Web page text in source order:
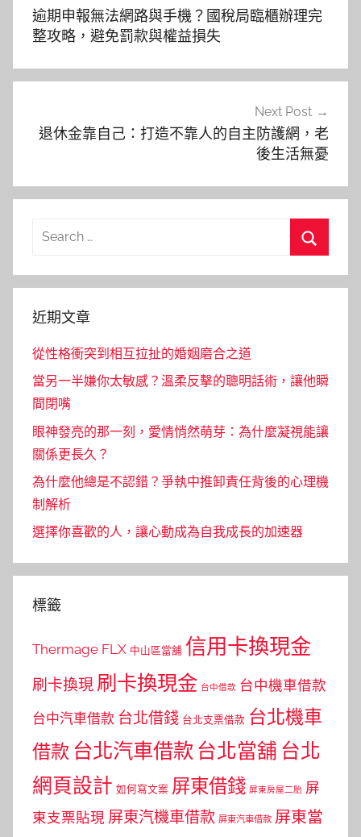
章
導
覽
逾期申報無法網路與手機？國稅局臨櫃辦理完
整攻略，避免罰款與權益損失
Next Post
退休金靠自己：打造不靠人的自主防護網，老
後生活無憂
Search
近期文章
從性格衝突到相互拉扯的婚姻磨合之道
當另一半嫌你太敏感？溫柔反擊的聰明話術，讓他瞬
間閉嘴
眼神發亮的那一刻，愛情悄然萌芽：為什麼凝視能讓
關係更長久？
為什麼他總是不認錯？爭執中推卸責任背後的心理機
制解析
選擇你喜歡的人，讓心動成為自我成長的加速器
標籤
Thermage FLX 中山區當舖 信用卡換現金
刷卡換現 刷卡換現金 台中借款 台中機車借款
台中汽車借款 台北借錢 台北支票借款 台北機車
借款 台北汽車借款 台北當舖 台北
網頁設計 如何寫文案 屏東借錢 屏東房屋二胎 屏
東支票貼現 屏東汽機車借款 屏東汽車借款 屏東當